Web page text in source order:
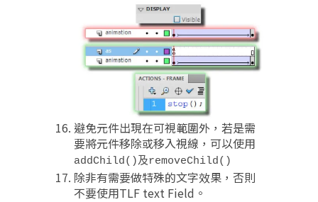
避免元件出現在可視範圍外，若是需
要將元件移除或移入視線，可以使用
addChild()及removeChild()
除非有需要做特殊的文字效果，否則
不要使用TLF text Field。